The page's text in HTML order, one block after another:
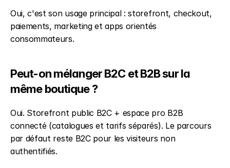
Oui, c'est son usage principal : storefront, checkout,
paiements, marketing et apps orientés
consommateurs.
Peut-on mélanger B2C et B2B sur la
même boutique ?
Oui. Storefront public B2C + espace pro B2B
connecté (catalogues et tarifs séparés). Le parcours
par défaut reste B2C pour les visiteurs non
authentifiés.